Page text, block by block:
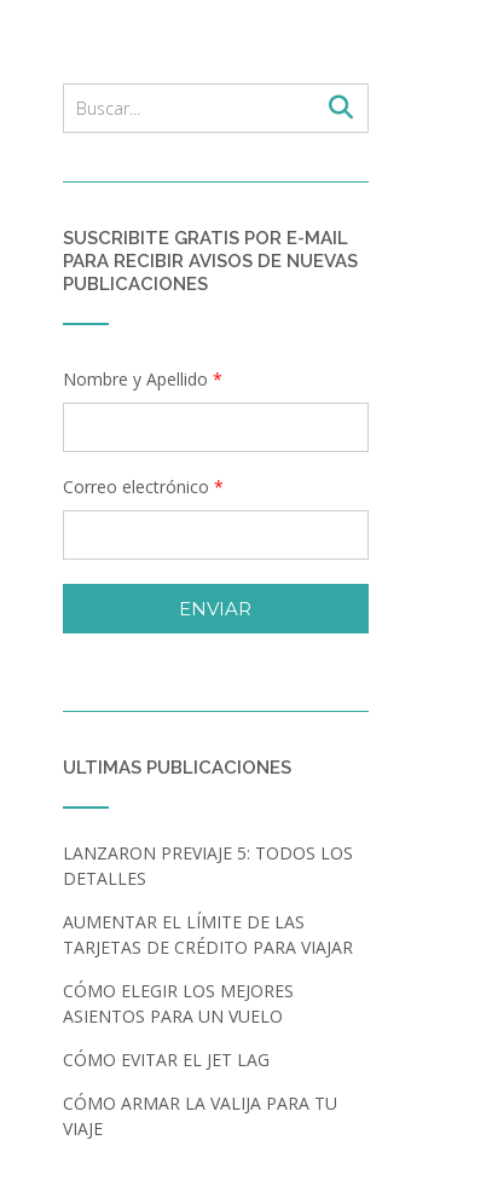
SUSCRIBITE GRATIS POR E-MAIL
PARA RECIBIR AVISOS DE NUEVAS
PUBLICACIONES
Nombre y Apellido *
Correo electrónico *
ENVIAR
ULTIMAS PUBLICACIONES
LANZARON PREVIAJE 5: TODOS LOS
DETALLES
AUMENTAR EL LÍMITE DE LAS
TARJETAS DE CRÉDITO PARA VIAJAR
CÓMO ELEGIR LOS MEJORES
ASIENTOS PARA UN VUELO
CÓMO EVITAR EL JET LAG
CÓMO ARMAR LA VALIJA PARA TU
VIAJE